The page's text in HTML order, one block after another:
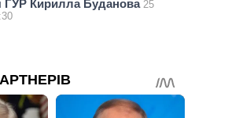
ГУР Кирилла Буданова 25